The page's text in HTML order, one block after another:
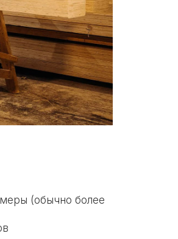
(обычно более